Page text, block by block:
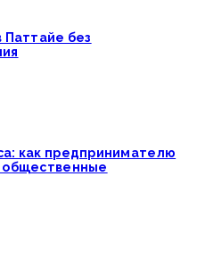
Паттайе без
как предпринимателю
общественные